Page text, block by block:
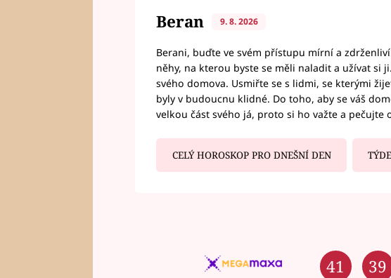
Beran 9. 8. 2026
Berani, buďte ve svém přístupu mírní a
něhy, na kterou byste se měli naladit a užívat si
svého domova. Usmiřte se s lidmi, se kterými
byly v budoucnu klidné. Do toho, aby se váš
velkou část svého já, proto si ho važte a pečujte
CELÝ HOROSKOP PRO DNEŠNÍ DEN
41 39